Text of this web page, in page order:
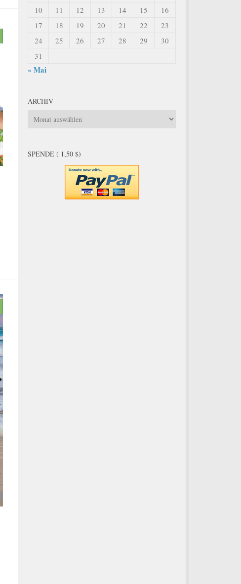
10
11 12 13 14 15
16
17
18 19 20 21 22
23
24
25 26 27 28 29
30
31
« Mai
ARCHIV
Archiv
SPENDE ( 1,50 $)